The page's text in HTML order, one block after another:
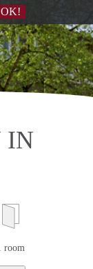
IN
room
OK!